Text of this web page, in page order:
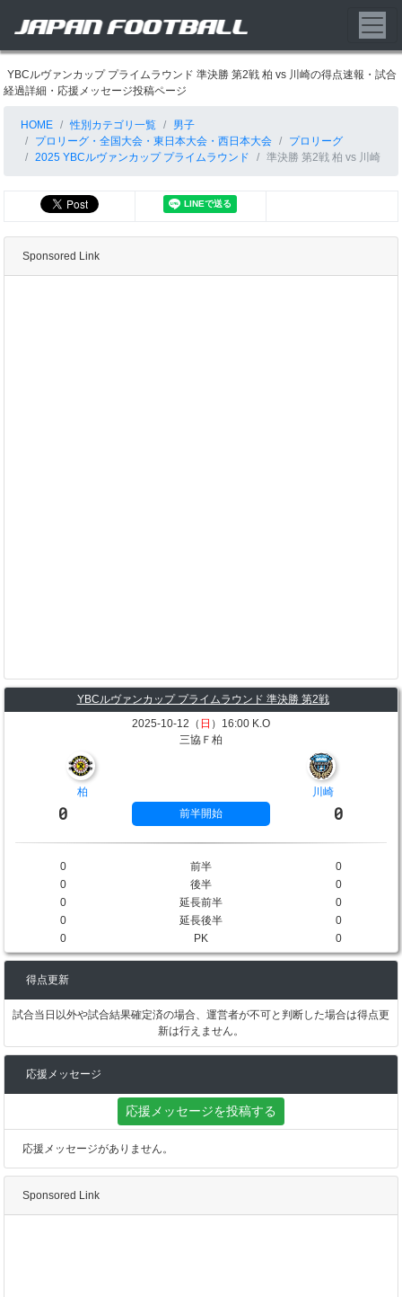
YBCルヴァンカップ プライムラウンド 準決勝 第2戦 柏 vs 川崎の得点速報・試合
経過詳細・応援メッセージ投稿ページ
HOME 性別カテゴリ一覧
男子
プロリーグ・全国大会・東日本大会・西日本大会
プロリーグ
2025 YBCルヴァンカップ プライムラウンド
準決勝 第2戦 柏 vs 川崎
Sponsored Link
YBCルヴァンカップ プライムラウンド 準決勝 第2戦
2025-10-12（ 日 ）16:00 K.O
三協Ｆ柏
柏 川崎
0 前半開始 0
0 前半
0
0
後半
0
0
延長前半
0
0
延長後半
0
0
PK 0
得点更新
試合当日以外や試合結果確定済の場合、運営者が不可と判断した場合は得点更
新は行えません。
応援メッセージ
応援メッセージを投稿する
応援メッセージがありません。
Sponsored Link